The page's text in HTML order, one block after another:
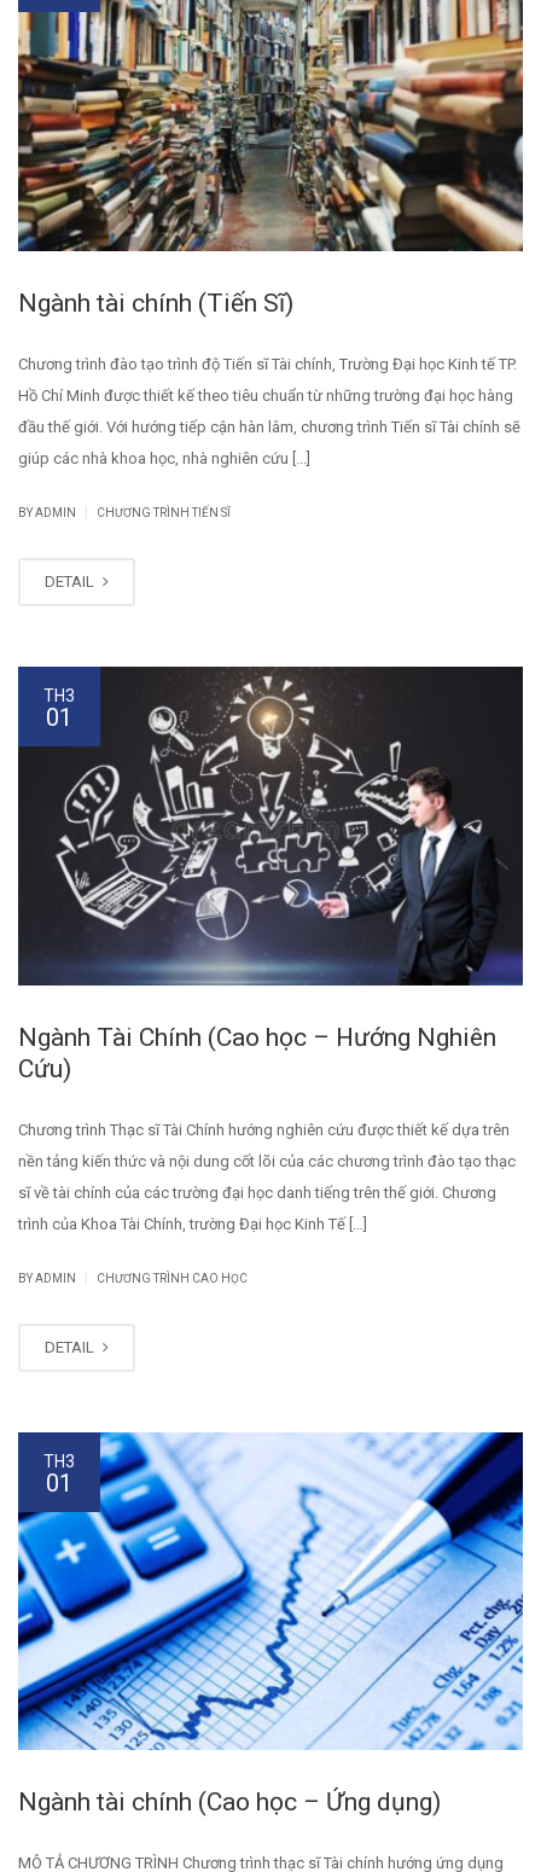
Ngành tài chính (Tiến Sĩ)
Chương trình đào tạo trình độ Tiến sĩ Tài chính, Trường Đại học Kinh tế TP.
Hồ Chí Minh được thiết kế theo tiêu chuẩn từ những trường đại học hàng
đầu thế giới. Với hướng tiếp cận hàn lâm, chương trình Tiến sĩ Tài chính sẽ
giúp các nhà khoa học, nhà nghiên cứu [...]
BYADMIN CHƯƠNG TRÌNH TIẾN SĨ
DETAIL
TH3
01
Ngành Tài Chính (Cao học – Hướng Nghiên
Cứu)
Chương trình Thạc sĩ Tài Chính hướng nghiên cứu được thiết kế dựa trên
nền tảng kiến thức và nội dung cốt lõi của các chương trình đào tạo thạc
sĩ về tài chính của các trường đại học danh tiếng trên thế giới. Chương
trình của Khoa Tài Chính, trường Đại học Kinh Tế […]
BYADMIN CHƯƠNG TRÌNH CAO HỌC
DETAIL
TH3
01
Ngành tài chính (Cao học – Ứng dụng)
MÔ TẢ CHƯƠNG TRÌNH Chương trình thạc sĩ Tài chính hướng ứng dụng